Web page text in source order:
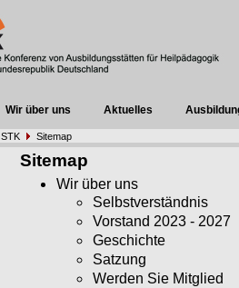
Wir über uns Aktuelles
STK Sitemap
Sitemap
Wir über uns
Selbstverständnis
Vorstand 2023 - 2027
Geschichte
Satzung
Werden Sie Mitglied